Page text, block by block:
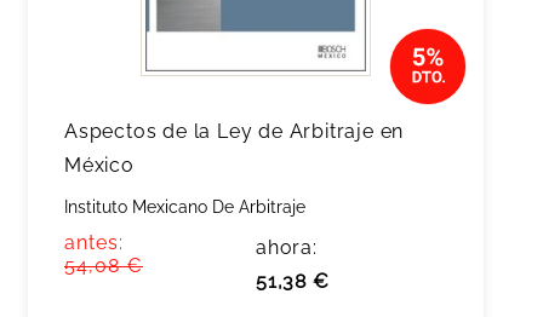
Aspectos de la Ley de Arbitraje en
México
Instituto Mexicano De Arbitraje
antes:
54,08 €
ahora:
51,38 €